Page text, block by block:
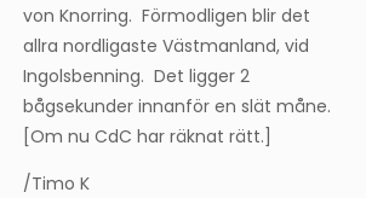
von Knorring. Förmodligen blir det
allra nordligaste Västmanland, vid
Ingolsbenning. Det ligger 2
bågsekunder innanför en slät måne.
[Om nu CdC har räknat rätt.]
/Timo K